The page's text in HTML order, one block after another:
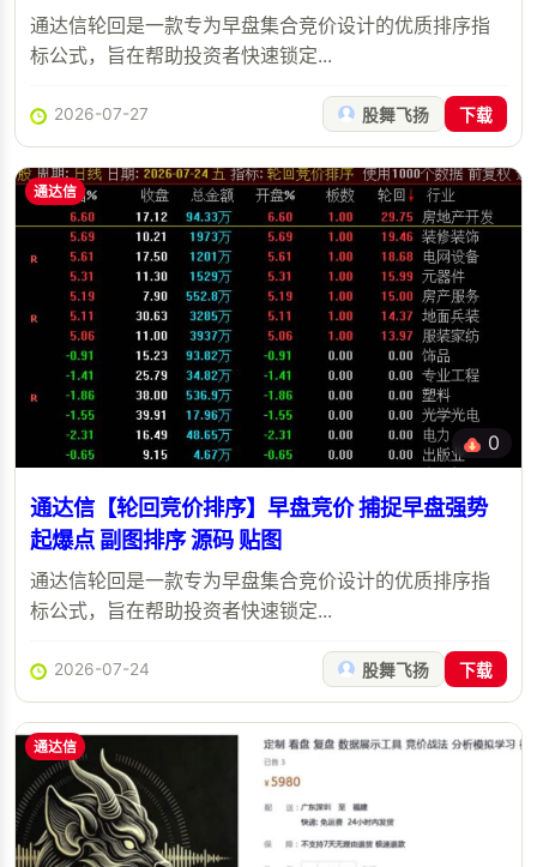
通达信轮回是一款专为早盘集合竞价设计的优质排序指
标公式，旨在帮助投资者快速锁定...
2026-07-27 股舞飞扬 下载
通达信
0
通达信【轮回竞价排序】早盘竞价 捕捉早盘强势
起爆点 副图排序 源码 贴图
通达信轮回是一款专为早盘集合竞价设计的优质排序指
标公式，旨在帮助投资者快速锁定...
2026-07-24 股舞飞扬 下载
通达信